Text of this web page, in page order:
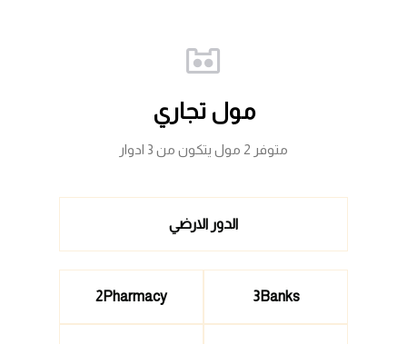
مول تجاري
متوفر 2 مول يتكون من 3 ادوار
الدور الارضي
3Banks
2Pharmacy